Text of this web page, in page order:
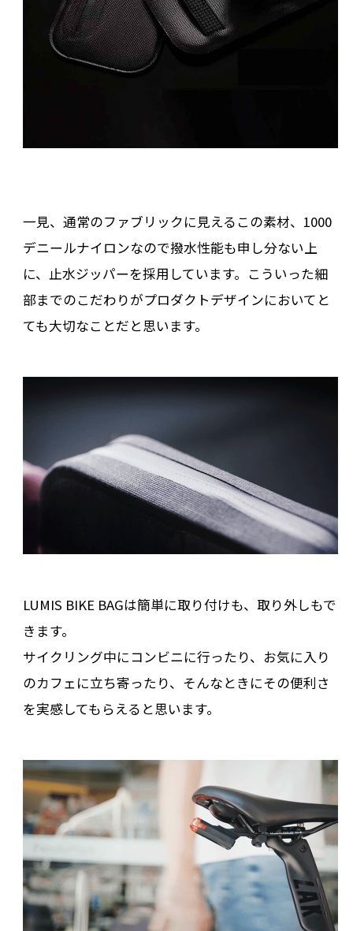
一見、通常のファブリックに見えるこの素材、1000
デニールナイロンなので撥水性能も申し分ない上
に、止水ジッパーを採用しています。こういった細
部までのこだわりがプロダクトデザインにおいてと
ても大切なことだと思います。
LUMIS BIKE BAGは簡単に取り付けも、取り外しもで
きます。
サイクリング中にコンビニに行ったり、お気に入り
のカフェに立ち寄ったり、そんなときにその便利さ
を実感してもらえると思います。